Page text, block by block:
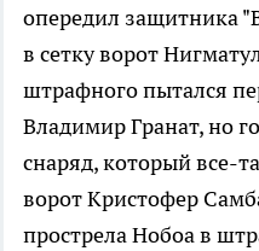
опередил защитника
в сетку ворот
штрафного пытался
Владимир Гранат, но
снаряд, который все-
ворот Кристофер
прострела Нобоа в